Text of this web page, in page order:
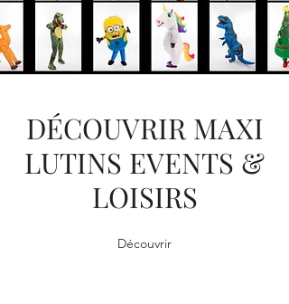
DÉCOUVRIR MAXI
LUTINS EVENTS &
LOISIRS
Découvrir